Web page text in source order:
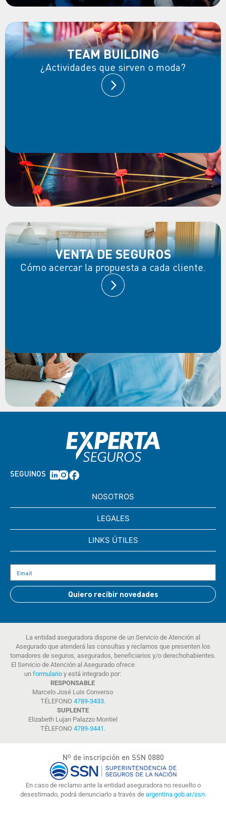
TEAM BUILDING
¿Actividades que sirven o moda?
VENTA DE SEGUROS
Cómo acercar la propuesta a cada cliente.
SEGUINOS
NOSOTROS
LEGALES
LINKS ÚTILES
Quiero recibir novedades
La entidad aseguradora dispone de un Servicio de Atención al
Asegurado que atenderá las consultas y reclamos que presenten los
tomadores de seguros, asegurados, beneficiarios y/o derechohabientes.
El Servicio de Atención al Asegurado ofrece
un formulario y está integrado por:
RESPONSABLE
Marcelo José Luis Converso
TÉLEFONO 4789-3433.
SUPLENTE
Elizabeth Lujan Palazzo Montiel
TÉLEFONO 4789-3441 .
Nº de inscripción en SSN 0880
En caso de reclamo ante la entidad aseguradora no resuelto o
desestimado, podrá denunciarlo a través de argentina.gob.ar/ssn.